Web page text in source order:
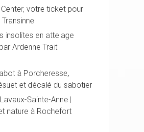
votre ticket pour
insolites en attelage
Ardenne Trait
à Porcheresse,
et décalé du sabotier
Sainte-Anne |
nature à Rochefort